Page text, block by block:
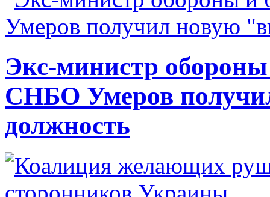
Экс-министр
СНБО Умеров
должность